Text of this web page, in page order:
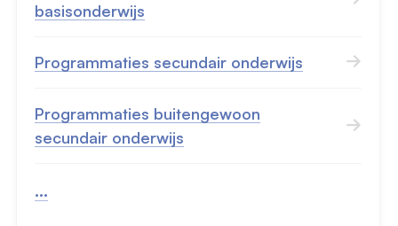
basisonderwijs
Programmaties secundair onderwijs
Programmaties buitengewoon
secundair onderwijs
...